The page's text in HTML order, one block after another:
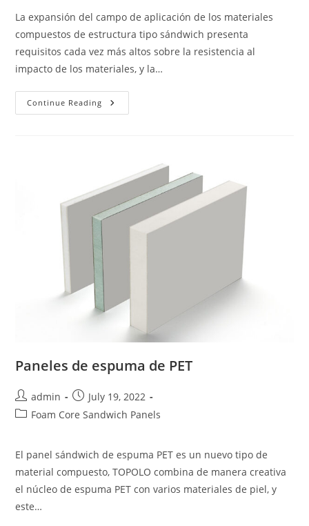
La expansión del campo de aplicación de los materiales
compuestos de estructura tipo sándwich presenta
requisitos cada vez más altos sobre la resistencia al
impacto de los materiales, y la…
Continue Reading Paneles
De
Paneles de espuma de PET
Post
author:
admin
Post
published:
July 19, 2022
PostFoam Core Sandwich Panels
El panel sándwich de espuma PET es un nuevo tipo de
material compuesto, TOPOLO combina de manera creativa
el núcleo de espuma PET con varios materiales de piel, y
este…